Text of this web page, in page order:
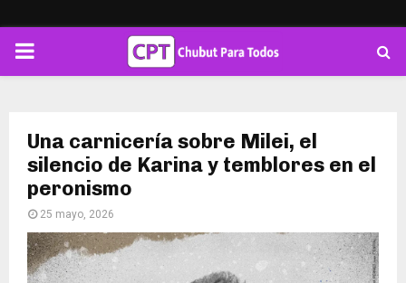
PRIMARY
Una carnicería sobre Milei, el
silencio de Karina y temblores en el
peronismo
25 mayo, 2026